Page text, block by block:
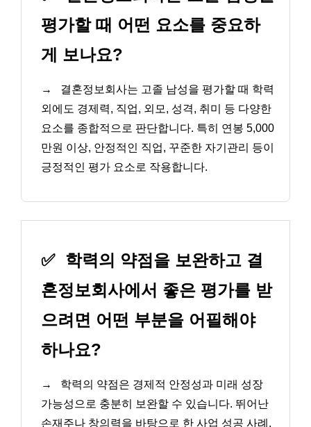
평가할 때 어떤 요소를 중요하
게 보나요?
→
결혼정보회사는 고졸 남성을 평가할 때 학력
외에도 경제력, 직업, 외모, 성격, 취미 등 다양한
요소를 종합적으로 판단합니다. 특히 연봉 5,000
만원 이상, 안정적인 직업, 꾸준한 자기관리 등이
긍정적인 평가 요소로 작용합니다.
✅ 학력의 약점을 보완하고 결
혼정보회사에서 좋은 평가를 받
으려면 어떤 부분을 어필해야
하나요?
→
학력의 약점은 경제적 안정성과 미래 성장
가능성으로 충분히 보완할 수 있습니다. 뛰어난
손재주나 창의력을 바탕으로 한 사업 성공 사례,